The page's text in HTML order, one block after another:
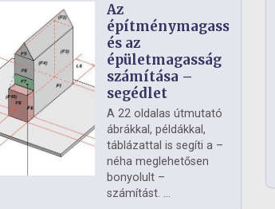
Az
építménymagasság
és az
épületmagasság
számítása –
segédlet
A 22 oldalas útmutató
ábrákkal, példákkal,
táblázattal is segíti a –
néha meglehetősen
bonyolult –
számítást. ...